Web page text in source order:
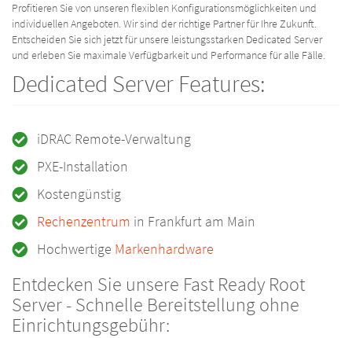
Profitieren Sie von unseren flexiblen Konfigurationsmöglichkeiten und
individuellen Angeboten. Wir sind der richtige Partner für Ihre Zukunft.
Entscheiden Sie sich jetzt für unsere leistungsstarken Dedicated Server
und erleben Sie maximale Verfügbarkeit und Performance für alle Fälle.
Dedicated Server Features:
iDRAC Remote-Verwaltung
PXE-Installation
Kostengünstig
Rechenzentrum in Frankfurt am Main
Hochwertige Markenhardware
Entdecken Sie unsere Fast Ready Root
Server - Schnelle Bereitstellung ohne
Einrichtungsgebühr: